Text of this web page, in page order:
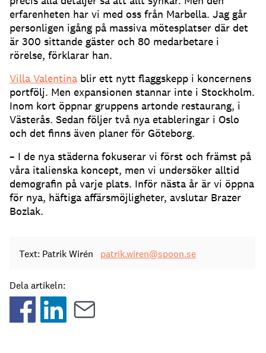
erfarenheten har vi med oss från Marbella. Jag går
personligen igång på massiva mötesplatser där det
är 300 sittande gäster och 80 medarbetare i
rörelse, förklarar han.
Villa Valentina blir ett nytt flaggskepp i koncernens
portfölj. Men expansionen stannar inte i Stockholm.
Inom kort öppnar gruppens artonde restaurang, i
Västerås. Sedan följer två nya etableringar i Oslo
och det finns även planer för Göteborg.
– I de nya städerna fokuserar vi först och främst på
våra italienska koncept, men vi undersöker alltid
demografin på varje plats. Inför nästa år är vi öppna
för nya, häftiga affärsmöjligheter, avslutar Brazer
Bozlak.
Text: Patrik Wirén patrik.wiren@spoon.se
Dela artikeln: